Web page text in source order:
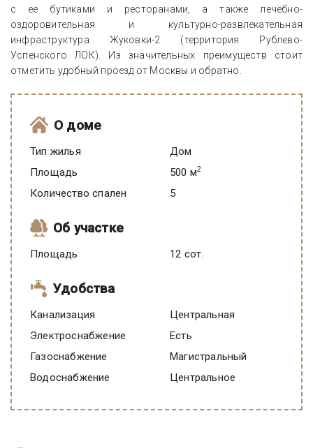
с ее бутиками и ресторанами, а также лечебно-
оздоровительная и культурно-развлекательная
инфраструктура Жуковки-2 (территория Рублево-
Успенского ЛОК). Из значительных преимуществ стоит
отметить удобный проезд от Москвы и обратно.
О доме
Тип жилья
Дом
Площадь
500 м2
Количество спален 5
Об участке
Площадь 12 сот.
Удобства
Канализация
Центральная
Электроснабжение
есть
Газоснабжение
Магистральный
Водоснабжение
Центральное